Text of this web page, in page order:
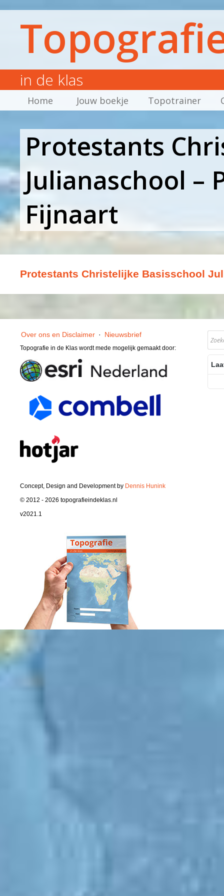
in de klas
Home Jouw boekje Topotrainer
Protestants
Julianaschool –
Fijnaart
Protestants Christelijke Basisschool
Over ons en Disclaimer · Nieuwsbrief
Topografie in de Klas wordt mede mogelijk gemaakt door:
Concept, Design and Development by Dennis Hunink
© 2012 - 2026 topografieindeklas.nl
v2021.1